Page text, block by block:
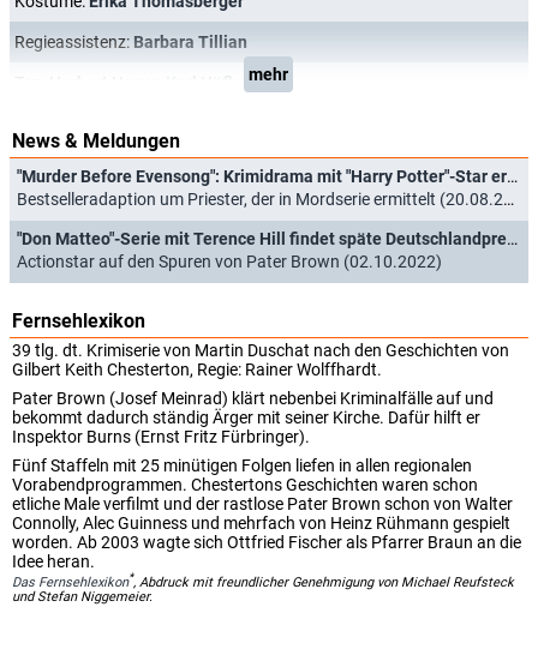
Regieassistenz: Barbara Tillian
mehr
News & Meldungen
"Murder Before Evensong": Krimidrama mit "Harry Potter"-Star erhält Starttermin
Bestselleradaption um Priester, der in Mordserie ermittelt (20.08.2025)
"Don Matteo"-Serie mit Terence Hill findet späte Deutschlandpremiere
Actionstar auf den Spuren von Pater Brown (02.10.2022)
Fernsehlexikon
39 tlg. dt. Krimiserie von Martin Duschat nach den Geschichten von
Gilbert Keith Chesterton, Regie: Rainer Wolffhardt.
Pater Brown (Josef Meinrad) klärt nebenbei Kriminalfälle auf und
bekommt dadurch ständig Ärger mit seiner Kirche. Dafür hilft er
Inspektor Burns (Ernst Fritz Fürbringer).
Fünf Staffeln mit 25 minütigen Folgen liefen in allen regionalen
Vorabendprogrammen. Chestertons Geschichten waren schon
etliche Male verfilmt und der rastlose Pater Brown schon von Walter
Connolly, Alec Guinness und mehrfach von Heinz Rühmann gespielt
worden. Ab 2003 wagte sich Ottfried Fischer als Pfarrer Braun an die
Idee heran.
Das Fernsehlexikon*, Abdruck mit freundlicher Genehmigung von Michael Reufsteck
und Stefan Niggemeier.